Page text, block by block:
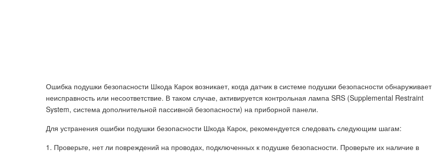
Ошибка подушки безопасности Шкода Карок возникает, когда датчик в системе подушки безопасности обнаруживает
неисправность или несоответствие. В таком случае, активируется контрольная лампа SRS (Supplemental Restraint
System, система дополнительной пассивной безопасности) на приборной панели.
Для устранения ошибки подушки безопасности Шкода Карок, рекомендуется следовать следующим шагам:
1. Проверьте, нет ли повреждений на проводах, подключенных к подушке безопасности. Проверьте их наличие в